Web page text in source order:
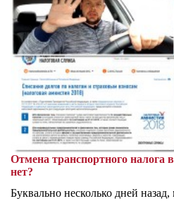
Отмена транспортного налога
нет?
Буквально несколько дней